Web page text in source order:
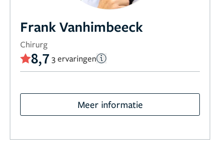
Frank Vanhimbeeck
Chirurg
8,7 3 ervaringen
Meer informatie